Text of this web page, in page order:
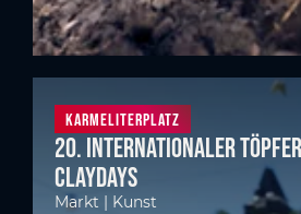
Karmeliterplatz
20. Internationaler
Claydays
Markt | Kunst